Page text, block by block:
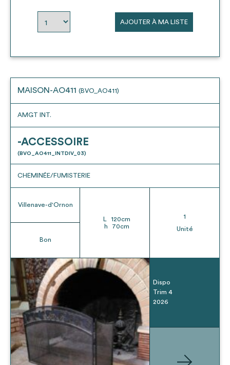
AJOUTER À MA LISTE
MAISON-AO411 (BVO_AO411)
AMGT INT.
-ACCESSOIRE
(BVO_AO411_INTDIV_03)
CHEMINÉE/FUMISTERIE
Villenave-d'Ornon
Bon
L 120cm
h
70cm
1
Unité
Dispo
Trim 4
2026